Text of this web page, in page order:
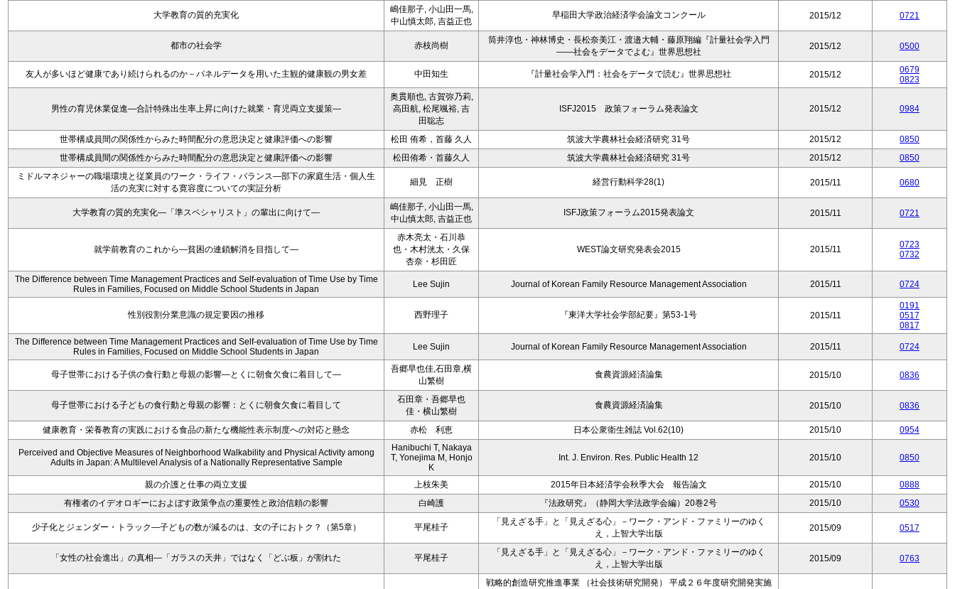
大学教育の質的充実化
嶋佳那子, 小山田一馬,
中山慎太郎, 吉益正也
早稲田大学政治経済学会論文コンクール 2015/12 0721
都市の社会学 赤枝尚樹
筒井淳也・神林博史・長松奈美江・渡邉大輔・藤原翔編『計量社会学入門
――社会をデータでよむ』世界思想社
2015/12 0500
友人が多いほど健康であり続けられるのか－パネルデータを用いた主観的健康観の男女差 中田知生 『計量社会学入門：社会をデータで読む』世界思想社 2015/12
0679
0823
男性の育児休業促進―合計特殊出生率上昇に向けた就業・育児両立支援策―
奥貫順也, 古賀弥乃莉,
高田航, 松尾颯裕, 吉
田聡志
ISFJ2015 政策フォーラム発表論文 2015/12 0984
世帯構成員間の関係性からみた時間配分の意思決定と健康評価への影響 松田 侑希，首藤 久人 筑波大学農林社会経済研究 31号 2015/12
0850
世帯構成員間の関係性からみた時間配分の意思決定と健康評価への影響
松田侑希・首藤久人 筑波大学農林社会経済研究 31号 2015/12
0850
ミドルマネジャーの職場環境と従業員のワーク・ライフ・バランス―部下の家庭生活・個人生
活の充実に対する寛容度についての実証分析
細見 正樹 経営行動科学28(1) 2015/11 0680
大学教育の質的充実化―「準スペシャリスト」の輩出に向けて―
嶋佳那子, 小山田一馬,
中山慎太郎, 吉益正也
ISFJ政策フォーラム2015発表論文 2015/11 0721
就学前教育のこれから―貧困の連鎖解消を目指して―
赤木亮太・石川恭
也・木村洸太・久保
杏奈・杉田匠
WEST論文研究発表会2015 2015/11
0723
0732
The Difference between Time Management Practices and Self-evaluation of Time Use by Time
Rules in Families, Focused on Middle School Students in Japan
Lee Sujin Journal of Korean Family Resource Management Association 2015/11 0724
性別役割分業意識の規定要因の推移 西野理子 『東洋大学社会学部紀要』第53-1号 2015/11
0191
0517
0817
The Difference between Time Management Practices and Self-evaluation of Time Use by Time
Rules in Families, Focused on Middle School Students in Japan
Lee Sujin Journal of Korean Family Resource Management Association 2015/11 0724
母子世帯における子供の食行動と母親の影響―とくに朝食欠食に着目して―
吾郷早也佳,石田章,横
山繁樹
食農資源経済論集 2015/10 0836
母子世帯における子どもの食行動と母親の影響：とくに朝食欠食に着目して
石田章・吾郷早也
佳・横山繁樹
食農資源経済論集 2015/10 0836
健康教育・栄養教育の実践における食品の新たな機能性表示制度への対応と懸念 赤松 利恵 日本公衆衛生雑誌 Vol.62(10) 2015/10 0954
Perceived and Objective Measures of Neighborhood Walkability and Physical Activity among
Adults in Japan: A Multilevel Analysis of a Nationally Representative Sample
Hanibuchi T, Nakaya
T, Yonejima M, Honjo
K
Int. J. Environ. Res. Public Health 12 2015/10 0850
親の介護と仕事の両立支援 上枝朱美 2015年日本経済学会秋季大会 報告論文 2015/10
0888
有権者のイデオロギーにおよぼす政策争点の重要性と政治信頼の影響
白崎護 『法政研究』（静岡大学法政学会編）20巻2号 2015/10 0530
少子化とジェンダー・トラック―子どもの数が減るのは、女の子におトク？（第5章） 平尾桂子
「見えざる手」と「見えざる心」－ワーク・アンド・ファミリーのゆく
え，上智大学出版
2015/09 0517
「女性の社会進出」の真相―「ガラスの天井」ではなく「どぶ板」が割れた 平尾桂子
「見えざる手」と「見えざる心」－ワーク・アンド・ファミリーのゆく
え，上智大学出版
2015/09 0763
戦略的創造研究推進事業 （社会技術研究開発） 平成２６年度研究開発実施